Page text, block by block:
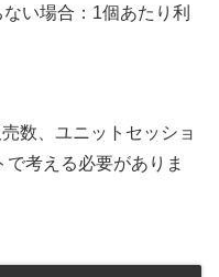
い場合：1個あたり利
数、ユニットセッショ
考える必要がありま